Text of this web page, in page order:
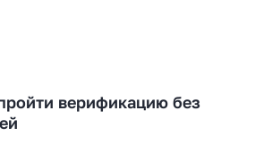
верификацию без